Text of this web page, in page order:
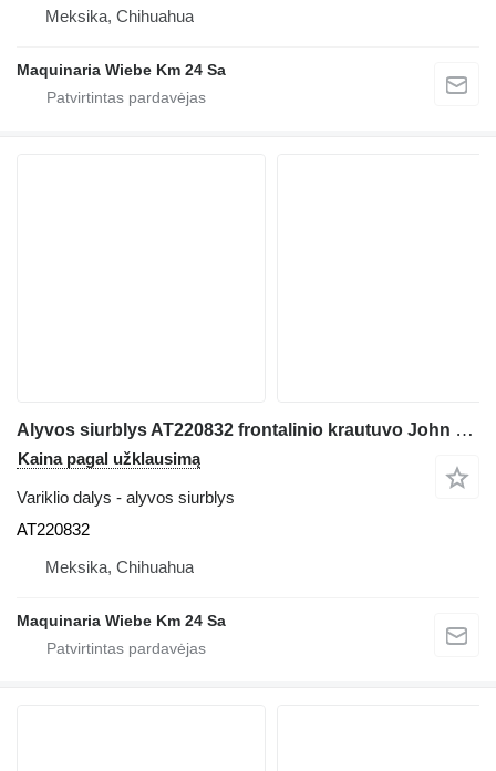
Meksika, Chihuahua
Maquinaria Wiebe Km 24 Sa
Alyvos siurblys AT220832 frontalinio krautuvo John Deere 544J
Kaina pagal užklausimą
Variklio dalys - alyvos siurblys
AT220832
Meksika, Chihuahua
Maquinaria Wiebe Km 24 Sa